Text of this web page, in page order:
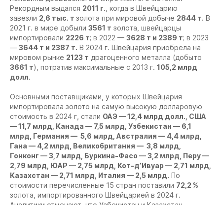
Рекордным выдался 2011 г. , когда в Швейцарию
завезли 2,6 тыс. т золота при мировой добыче 2844 т. В
2021 г. в мире добыли 3561 т золота, швейцарцы
импортировали 2226 т; в 2022 — 3628 т и 2389 т; в 2023
— 3644 т и 2387 т. В 2024 г. Швейцария приобрела на
мировом рынке 2123 т драгоценного металла (добыто
3661 т), потратив максимальные с 2013 г. 105,2 млрд
долл.
Основными поставщиками, у которых Швейцария
импортировала золото на самую высокую долларовую
стоимость в 2024 г, стали ОАЭ — 12,4 млрд долл., США
— 11,7 млрд, Канада — 7,5 млрд, Узбекистан — 6,1
млрд, Германия — 5,6 млрд, Австралия — 4,4 млрд,
Гана — 4,2 млрд, Великобритания — 3,8 млрд,
Гонконг — 3,7 млрд, Буркина-Фасо — 3,2 млрд, Перу —
2,79 млрд, ЮАР — 2,75 млрд, Кот-д’Ивуар — 2,71 млрд,
Казахстан — 2,71 млрд, Италия — 2,5 млрд. По
стоимости перечисленные 15 стран поставили 72,2 %
золота, импортированного Швейцарией в 2024 г.